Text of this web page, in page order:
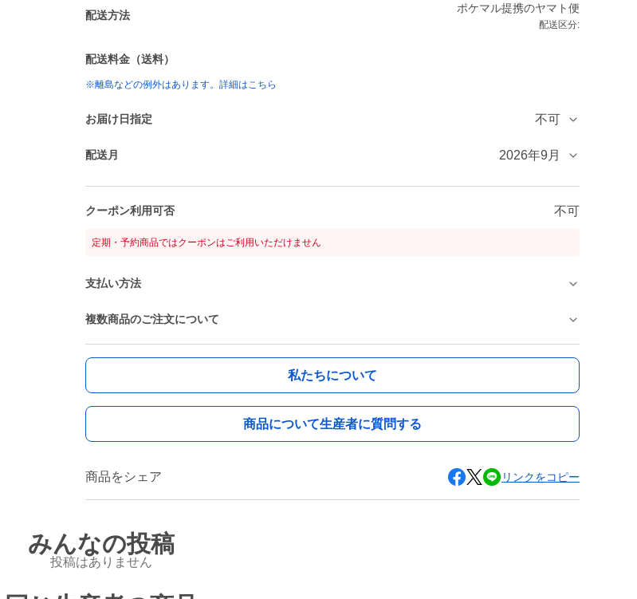
配送方法
ポケマル提携のヤマト便
配送区分:
配送料金（送料）
※離島などの例外はあります。詳細はこちら
お届け日指定 不可
配送月 2026年9月
クーポン利用可否 不可
定期・予約商品ではクーポンはご利用いただけません
支払い方法
複数商品のご注文について
私たちについて
商品について生産者に質問する
商品をシェア リンクをコピー
みんなの投稿
投稿はありません